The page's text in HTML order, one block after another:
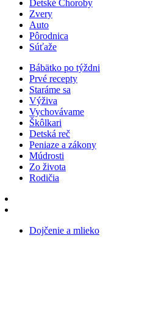
Detské Choroby
Zvery
Auto
Pôrodnica
Súťaže
Bábätko po týždni
Prvé recepty
Staráme sa
Výživa
Vychovávame
Škôlkari
Detská reč
Peniaze a zákony
Múdrosti
Zo života
Rodičia
Dojčenie a mlieko